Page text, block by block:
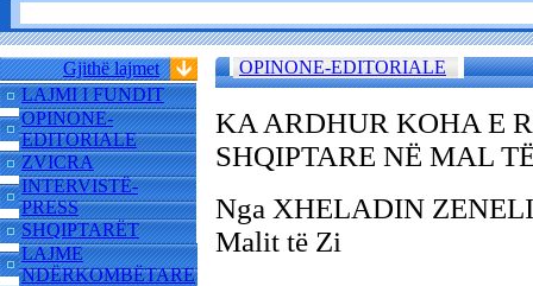
Gjithë lajmet
LAJMI I FUNDIT
OPINONE-
EDITORIALE
ZVICRA
INTERVISTË-
PRESS
SHQIPTARËT
LAJME
NDËRKOMBËTARE
OPINONE-EDITORIALE
KA ARDHUR KOHA E
SHQIPTARE NË MAL
Nga XHELADIN
Malit të Zi